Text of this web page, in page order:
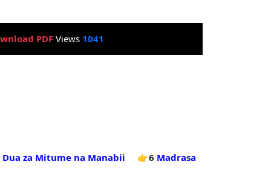
PDFViews 1041
Dua za Mitume na Manabii 👉6 Madrasa